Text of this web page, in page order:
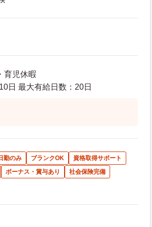
育児休暇
日 最大有給日数：20日
勤のみ ブランクOK
資格取得サポート
ボーナス・賞与あり
社会保険完備